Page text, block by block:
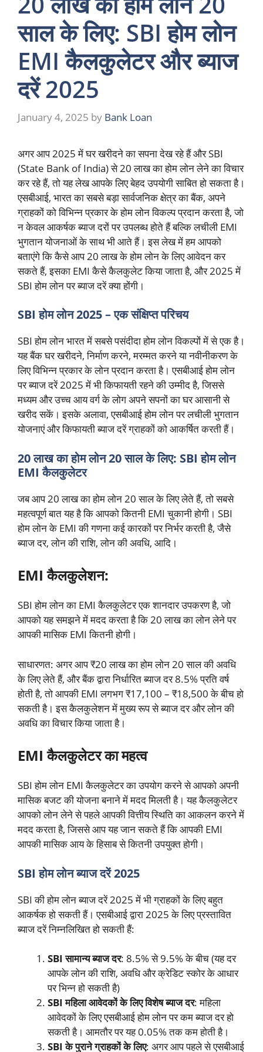
साल के लिए: SBI होम लोन
EMI कैलकुलेटर और ब्याज
दरें 2025
January 4, 2025 by Bank Loan
अगर आप 2025 में घर खरीदने का सपना देख रहे हैं और SBI
(State Bank of India) से 20 लाख का होम लोन लेने का विचार
कर रहे हैं, तो यह लेख आपके लिए बेहद उपयोगी साबित हो सकता है।
एसबीआई, भारत का सबसे बड़ा सार्वजनिक क्षेत्र का बैंक, अपने
ग्राहकों को विभिन्न प्रकार के होम लोन विकल्प प्रदान करता है, जो
न केवल आकर्षक ब्याज दरों पर उपलब्ध होते हैं बल्कि लचीली EMI
भुगतान योजनाओं के साथ भी आते हैं। इस लेख में हम आपको
बताएंगे कि कैसे आप 20 लाख के होम लोन के लिए आवेदन कर
सकते हैं, इसका EMI कैसे कैलकुलेट किया जाता है, और 2025 में
SBI होम लोन पर ब्याज दरें क्या होंगी।
SBI होम लोन 2025 – एक संक्षिप्त परिचय
SBI होम लोन भारत में सबसे पसंदीदा होम लोन विकल्पों में से एक है।
यह बैंक घर खरीदने, निर्माण करने, मरम्मत करने या नवीनीकरण के
लिए विभिन्न प्रकार के लोन प्रदान करता है। एसबीआई होम लोन
पर ब्याज दरें 2025 में भी किफायती रहने की उम्मीद है, जिससे
मध्यम और उच्च आय वर्ग के लोग अपने सपनों का घर आसानी से
खरीद सकें। इसके अलावा, एसबीआई होम लोन पर लचीली भुगतान
योजनाएं और किफायती ब्याज दरें ग्राहकों को आकर्षित करती हैं।
20 लाख का होम लोन 20 साल के लिए: SBI होम लोन
EMI कैलकुलेटर
जब आप 20 लाख का होम लोन 20 साल के लिए लेते हैं, तो सबसे
महत्वपूर्ण बात यह है कि आपको कितनी EMI चुकानी होगी। SBI
होम लोन के EMI की गणना कई कारकों पर निर्भर करती है, जैसे
ब्याज दर, लोन की राशि, लोन की अवधि, आदि।
EMI कैलकुलेशन:
SBI होम लोन का EMI कैलकुलेटर एक शानदार उपकरण है, जो
आपको यह समझने में मदद करता है कि 20 लाख का लोन लेने पर
आपकी मासिक EMI कितनी होगी।
साधारणत: अगर आप ₹20 लाख का होम लोन 20 साल की अवधि
के लिए लेते हैं, और बैंक द्वारा निर्धारित ब्याज दर 8.5% प्रति वर्ष
होती है, तो आपकी EMI लगभग ₹17,100 – ₹18,500 के बीच हो
सकती है। इस कैलकुलेशन में मुख्य रूप से ब्याज दर और लोन की
अवधि का विचार किया जाता है।
EMI कैलकुलेटर का महत्व
SBI होम लोन EMI कैलकुलेटर का उपयोग करने से आपको अपनी
मासिक बजट की योजना बनाने में मदद मिलती है। यह कैलकुलेटर
आपको लोन लेने से पहले आपकी वित्तीय स्थिति का आकलन करने में
मदद करता है, जिससे आप यह जान सकते हैं कि आपकी EMI
आपकी मासिक आय के हिसाब से कितनी उपयुक्त होगी।
SBI होम लोन ब्याज दरें 2025
SBI की होम लोन ब्याज दरें 2025 में भी ग्राहकों के लिए बहुत
आकर्षक हो सकती हैं। एसबीआई द्वारा 2025 के लिए प्रस्तावित
ब्याज दरें निम्नलिखित हो सकती हैं:
SBI सामान्य ब्याज दर: 8.5% से 9.5% के बीच (यह दर
आपके लोन की राशि, अवधि और क्रेडिट स्कोर के आधार
पर भिन्न हो सकती है)
SBI महिला आवेदकों के लिए विशेष ब्याज दर: महिला
आवेदकों के लिए एसबीआई होम लोन पर कम ब्याज दर हो
सकती है। आमतौर पर यह 0.05% तक कम होती है।
SBI के पुराने ग्राहकों के लिए: अगर आप पहले से एसबीआई